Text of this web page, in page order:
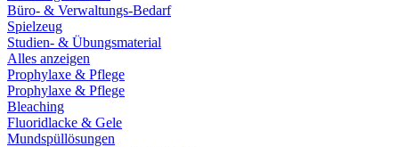
Büro- & Verwaltungs-Bedarf
Spielzeug
Studien- & Übungsmaterial
Alles anzeigen
Prophylaxe & Pflege
Prophylaxe & Pflege
Bleaching
Fluoridlacke & Gele
Mundspüllösungen